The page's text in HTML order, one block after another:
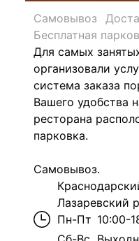
Самовывоз
Бесплатная
Для самых
организовали
система заказа
Вашего удобства
ресторана
парковка.
Самовывоз.
Лазаревский
Пн-Пт 10:00-